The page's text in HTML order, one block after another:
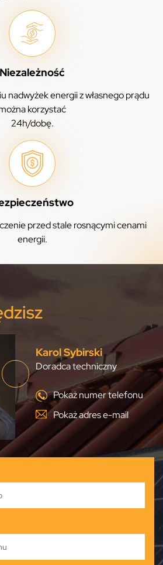
Niezależność
nadwyżek energii z własnego prądu
korzystać
24h/dobę.
przed stale rosnącymi cenami
energii.
Karol Sybirski
Doradca techniczny
Pokaż numer telefonu
Pokaż adres e-mail